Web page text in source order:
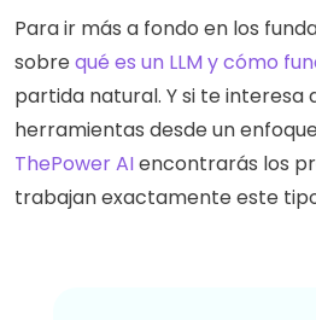
Para ir más a fondo en los
sobre qué es un LLM y cómo
partida natural. Y si te interesa
ThePower AI encontrarás los
trabajan exactamente este